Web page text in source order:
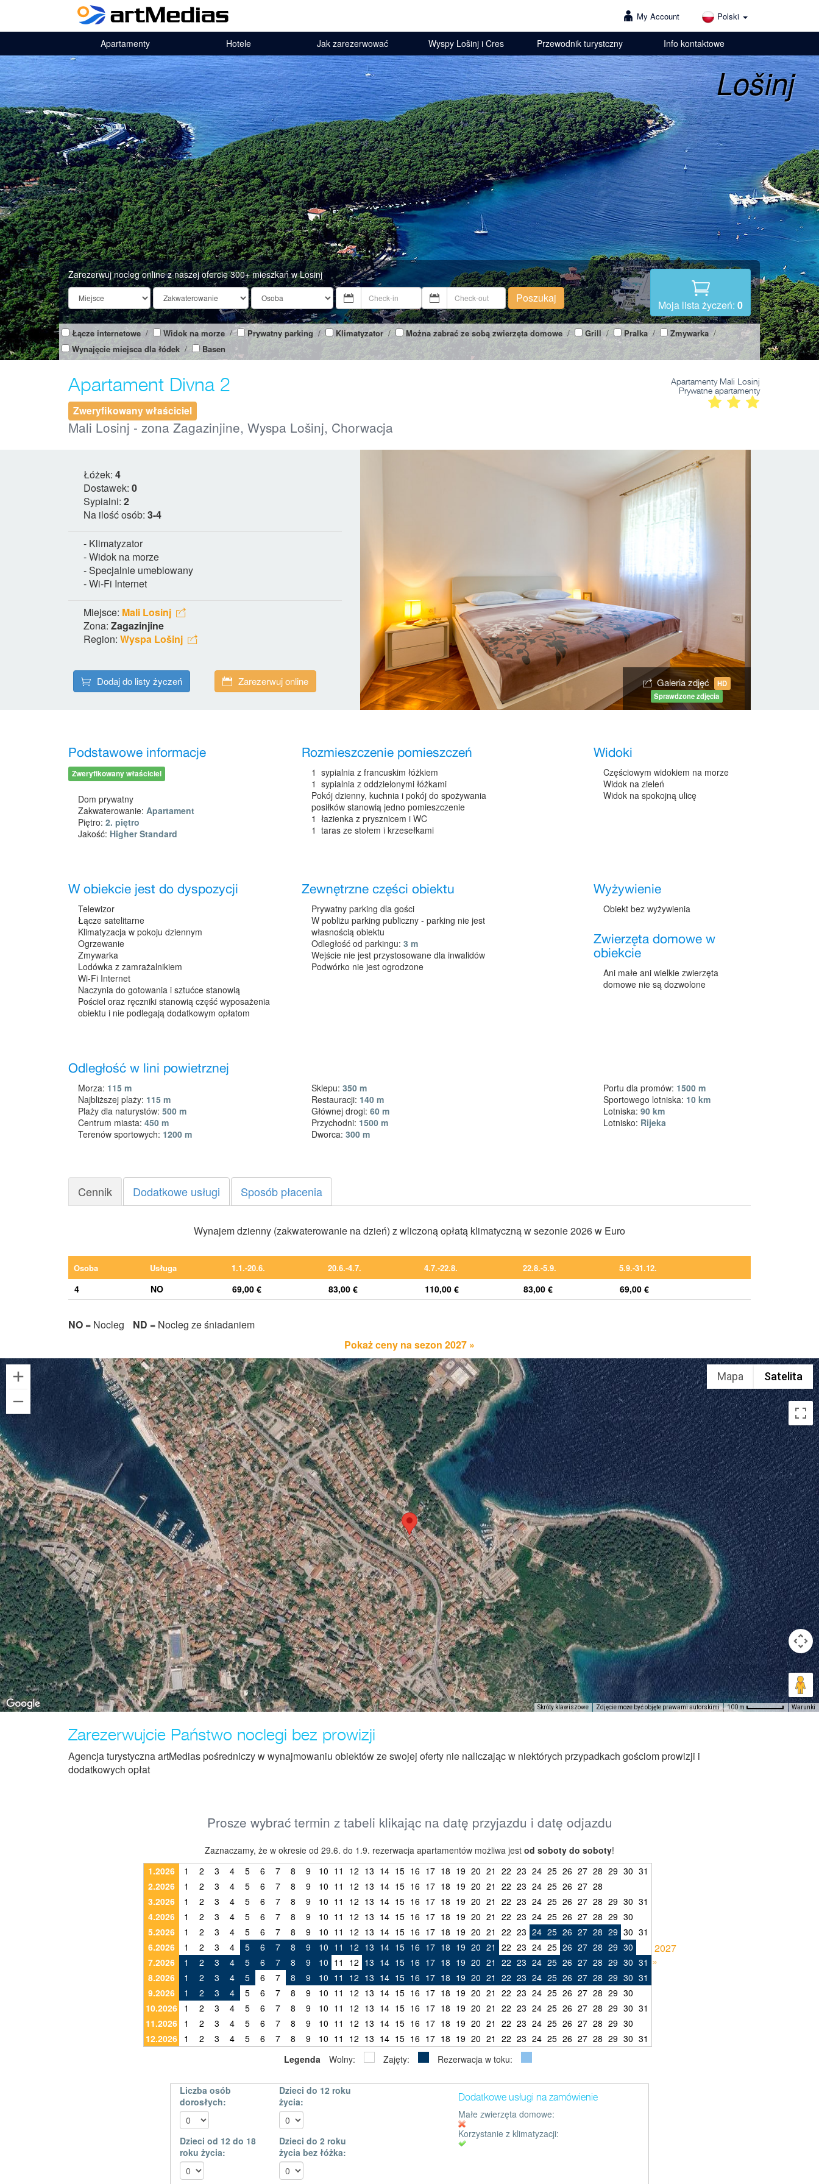
My Account Polski
Apartamenty Hotele Jak zarezerwować Wyspy Lošinj i Cres Przewodnik turystczny Info kontaktowe
Lošinj
Zarezerwuj nocleg online z naszej ofercie 300+ mieszkań w Losinj
Poszukaj
Moja lista życzeń: 0
Łącze internetowe / Widok na morze / Prywatny parking / Klimatyzator / Można zabrać ze sobą zwierzęta domowe/ Grill/ Pralka/ Zmywarka /
Wynajęcie miejsca dla łódek / Basen
Apartament Divna 2
Zweryfikowany właściciel
Mali Losinj - zona Zagazinjine, Wyspa Lošinj, Chorwacja
Apartamenty Mali Losinj
Prywatne apartamenty
Łóżek: 4
Dostawek: 0
Sypialni: 2
Na ilość osób: 3-4
- Klimatyzator
- Widok na morze
- Specjalnie umeblowany
- Wi-Fi Internet
Miejsce: Mali Losinj
Zona: Zagazinjine
Region: Wyspa Lošinj
Dodaj do listy życzeń Zarezerwuj online Galeria zdjęć
HD
Sprawdzone zdjęcia
Podstawowe informacje
Zweryfikowany właściciel
Dom prywatny
Zakwaterowanie: Apartament
Piętro: 2. piętro
Jakość: Higher Standard
Rozmieszczenie pomieszczeń
1 sypialnia z francuskim łóżkiem
1 sypialnia z oddzielonymi łóżkami
Pokój dzienny, kuchnia i pokój do spożywania
posiłków stanowią jedno pomieszczenie
1 łazienka z prysznicem i WC
1 taras ze stołem i krzesełkami
Widoki
Częściowym widokiem na morze
Widok na zieleń
Widok na spokojną ulicę
W obiekcie jest do dyspozycji
Telewizor
Łącze satelitarne
Klimatyzacja w pokoju dziennym
Ogrzewanie
Zmywarka
Lodówka z zamrażalnikiem
Wi-Fi Internet
Naczynia do gotowania i sztućce stanowią
Pościel oraz ręczniki stanowią część wyposażenia
obiektu i nie podlegają dodatkowym opłatom
Zewnętrzne części obiektu
Prywatny parking dla gości
W pobliżu parking publiczny - parking nie jest
własnością obiektu
Odległość od parkingu:3 m
Wejście nie jest przystosowane dla inwalidów
Podwórko nie jest ogrodzone
Wyżywienie
Obiekt bez wyżywienia
Zwierzęta domowe w
obiekcie
Ani małe ani wielkie zwierzęta
domowe nie są dozwolone
Odległość w lini powietrznej
Morza: 115 m
Najbliższej plaży: 115 m
Plaży dla naturystów: 500 m
Centrum miasta: 450 m
Terenów sportowych: 1200 m
Sklepu:350 m
Restauracji: 140 m
Głównej drogi:60 m
Przychodni: 1500 m
Dworca:300 m
Portu dla promów: 1500 m
Sportowego lotniska: 10 km
Lotniska:90 km
Lotnisko: Rijeka
Cennik Dodatkowe usługi Sposób płacenia
Wynajem dzienny (zakwaterowanie na dzień) z wliczoną opłatą klimatyczną w sezonie 2026 w Euro
Osoba Usługa 1.1.-20.6. 20.6.-4.7. 4.7.-22.8. 22.8.-5.9. 5.9.-31.12.
4 NO 69,00 € 83,00 € 110,00 € 83,00 € 69,00 €
NO = Nocleg ND = Nocleg ze śniadaniem
Pokaż ceny na sezon 2027 »
Mapa Satelita
Skróty klawiszowe Zdjęcie może być objęte prawami autorskimi 100 m Warunki
Zarezerwujcie Państwo noclegi bez prowizji
Agencja turystyczna artMedias pośredniczy w wynajmowaniu obiektów ze swojej oferty nie naliczając w niektórych przypadkach gościom prowizji i
dodatkowych opłat
Prosze wybrać termin z tabeli klikając na datę przyjazdu i datę odjazdu
Zaznaczamy, że w okresie od 29.6. do 1.9. rezerwacja apartamentów możliwa jest od soboty do soboty!
1.2026
1 2 3 4 5 6 7 8 9 10 11 12 13 14 15 16 17 18 19 20 21 22 23 24 25 26 27 28 29 30 31
2.2026
1 2 3 4 5 6 7 8 9 10 11 12 13 14 15 16 17 18 19 20 21 22 23 24 25 26 27 28
3.2026
1 2 3 4 5 6 7 8 9 10 11 12 13 14 15 16 17 18 19 20 21 22 23 24 25 26 27 28 29 30 31
4.2026
1 2 3 4 5 6 7 8 9 10 11 12 13 14 15 16 17 18 19 20 21 22 23 24 25 26 27 28 29 30
5.2026
1 2 3 4 5 6 7 8 9 10 11 12 13 14 15 16 17 18 19 20 21 22 23 24 25 26 27 28 29 30 31
6.2026
1 2 3 4 5 6 7 8 9 10 11 12 13 14 15 16 17 18 19 20 21 22 23 24 25 26 27 28 29 30
7.2026
1 2 3 4 5 6 7 8 9 10 11 12 13 14 15 16 17 18 19 20 21 22 23 24 25 26 27 28 29 30 31
8.2026
1 2 3 4 5 6 7 8 9 10 11 12 13 14 15 16 17 18 19 20 21 22 23 24 25 26 27 28 29 30 31
9.2026
1 2 3 4 5 6 7 8 9 10 11 12 13 14 15 16 17 18 19 20 21 22 23 24 25 26 27 28 29 30
10.2026
1 2 3 4 5 6 7 8 9 10 11 12 13 14 15 16 17 18 19 20 21 22 23 24 25 26 27 28 29 30 31
11.2026
1 2 3 4 5 6 7 8 9 10 11 12 13 14 15 16 17 18 19 20 21 22 23 24 25 26 27 28 29 30
12.2026
1 2 3 4 5 6 7 8 9 10 11 12 13 14 15 16 17 18 19 20 21 22 23 24 25 26 27 28 29 30 31
2027
»
Legenda Wolny: Zajęty: Rezerwacja w toku:
Liczba osób
dorosłych:
Dzieci od 12 do 18
roku życia:
Dzieci do 12 roku
życia:
Dzieci do 2 roku
życia bez łóżka:
Dodatkowe usługi na zamówienie
Małe zwierzęta domowe:
Korzystanie z klimatyzacji: